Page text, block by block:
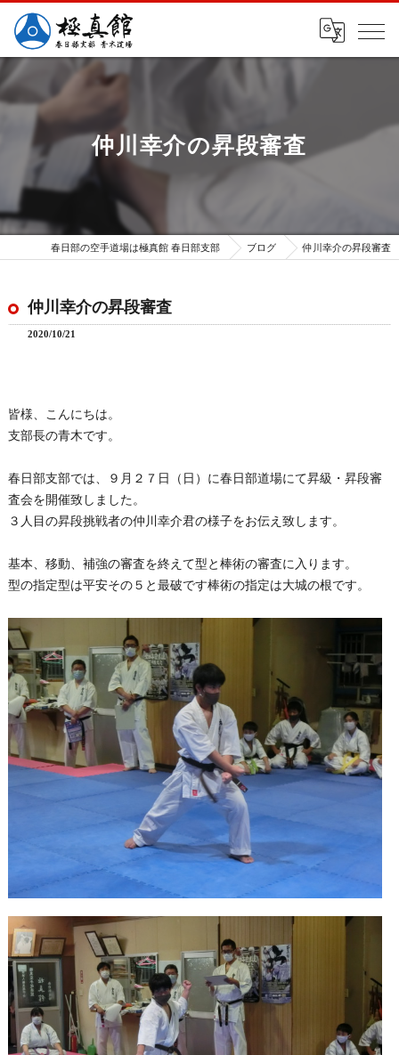
仲川幸介の昇段審査
春日部の空手道場は極真館 春日部支部 ブログ 仲川幸介の昇段審査
仲川幸介の昇段審査
2020/10/21
皆様、こんにちは。
支部長の青木です。
春日部支部では、９月２７日（日）に春日部道場にて昇級・昇段審
査会を開催致しました。
３人目の昇段挑戦者の仲川幸介君の様子をお伝え致します。
基本、移動、補強の審査を終えて型と棒術の審査に入ります。
型の指定型は平安その５と最破です棒術の指定は大城の根です。